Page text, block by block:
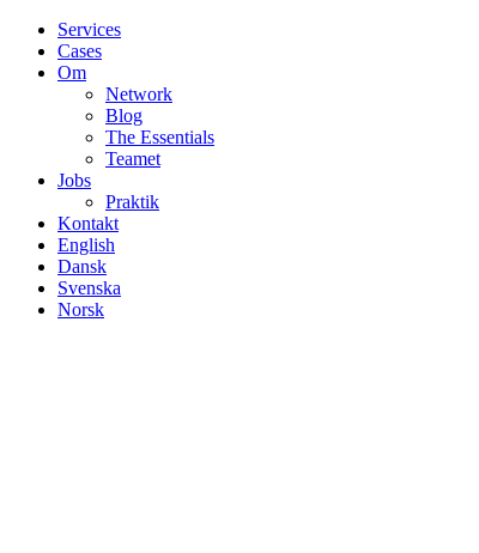
Services
Cases
Om
Network
Blog
The Essentials
Teamet
Jobs
Praktik
Kontakt
English
Dansk
Svenska
Norsk